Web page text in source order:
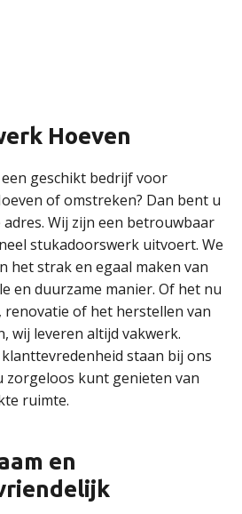
Hoeven
geschikt bedrijf voor
of omstreken? Dan bent u
Wij zijn een betrouwbaar
stukadoorswerk uitvoert. We
het strak en egaal maken van
en duurzame manier. Of het nu
renovatie of het herstellen van
wij leveren altijd vakwerk.
staan bij ons
zorgeloos kunt genieten van
ruimte.
en